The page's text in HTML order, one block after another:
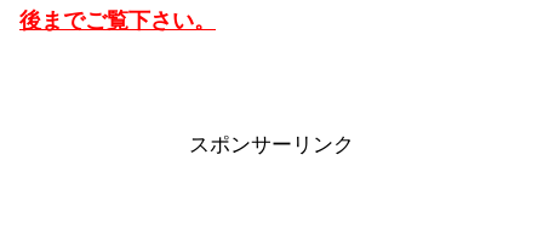
後までご覧下さい。
スポンサーリンク